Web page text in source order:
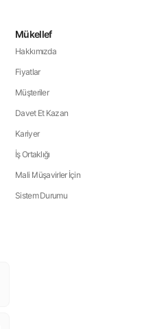
Mükellef
Hakkımızda
Fiyatlar
Müşteriler
Davet Et Kazan
Kariyer
İş Ortaklığı
Mali Müşavirler İçin
Sistem Durumu